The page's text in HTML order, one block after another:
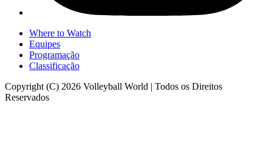
Where to Watch
Equipes
Programação
Classificação
Copyright (C) 2026 Volleyball World | Todos os Direitos
Reservados